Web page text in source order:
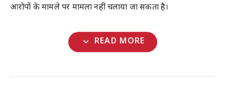
आरोपों के मामले पर मामला नहीं चलाया जा सकता है।
expand_more READ MORE